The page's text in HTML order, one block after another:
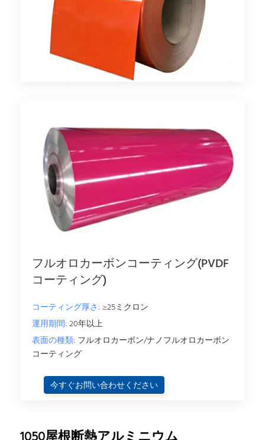
フルオロカーボンコーティング(PVDF
コーティング)
コーティング厚さ:≥25ミクロン
運用期間:20年以上
表面の種類: フルオロカーボン/ナノフルオロカーボン
コーティング
今すぐお問い合わせください